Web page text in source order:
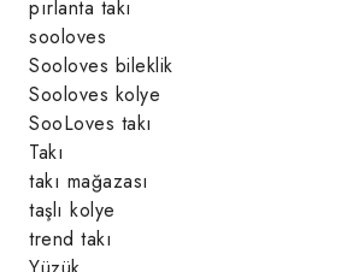
pırlanta takı
sooloves
Sooloves bileklik
Sooloves kolye
SooLoves takı
Takı
takı mağazası
taşlı kolye
trend takı